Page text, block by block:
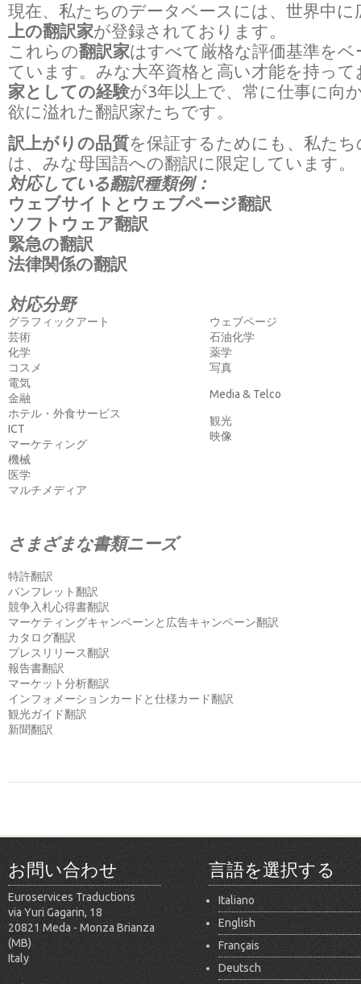
現在、私たちのデータベースには、世界中に
上の翻訳家が登録されております。
これらの翻訳家はすべて厳格な評価基準を
ています。みな大卒資格と高い才能を持って
家としての経験が3年以上で、常に仕事に向
欲に溢れた翻訳家たちです。
訳上がりの品質を保証するためにも、私た
は、みな母国語への翻訳に限定しています。
対応している翻訳種類例：
ウェブサイトとウェブページ翻訳
ソフトウェア翻訳
緊急の翻訳
法律関係の翻訳
対応分野
グラフィックアート
芸術
化学
コスメ
電気
金融
ホテル・外食サービス
ICT
マーケティング
機械
医学
マルチメディア
ウェブページ
石油化学
薬学
写真
Media & Telco
観光
映像
さまざまな書類ニーズ
特許翻訳
パンフレット翻訳
競争入札心得書翻訳
マーケティングキャンペーンと広告キャンペーン翻訳
カタログ翻訳
プレスリリース翻訳
報告書翻訳
マーケット分析翻訳
インフォメーションカードと仕様カード翻訳
観光ガイド翻訳
新聞翻訳
お問い合わせ
Euroservices Traductions
via Yuri Gagarin, 18
20821 Meda - Monza Brianza
(MB)
Italy
言語を選択する
Italiano
English
Français
Deutsch